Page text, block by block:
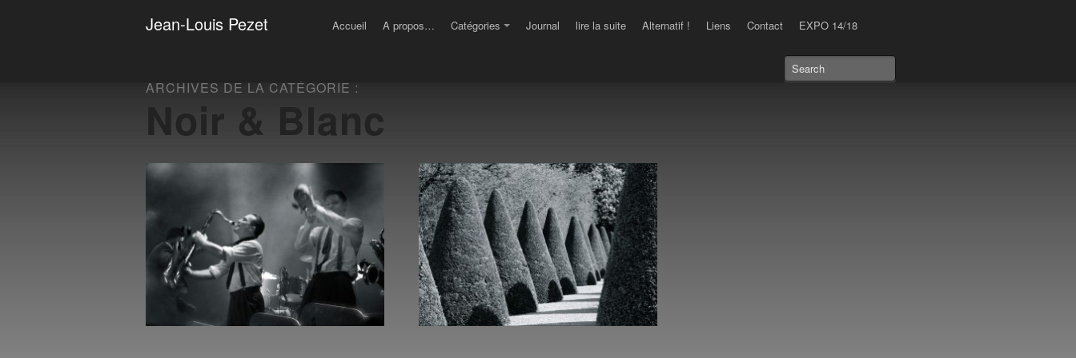
Jean-Louis Pezet
Photographies Accueil A propos… Catégories Journal lire la suite Alternatif ! Liens Contact EXPO 14/18
ARCHIVES DE LA CATÉGORIE :
Noir & Blanc